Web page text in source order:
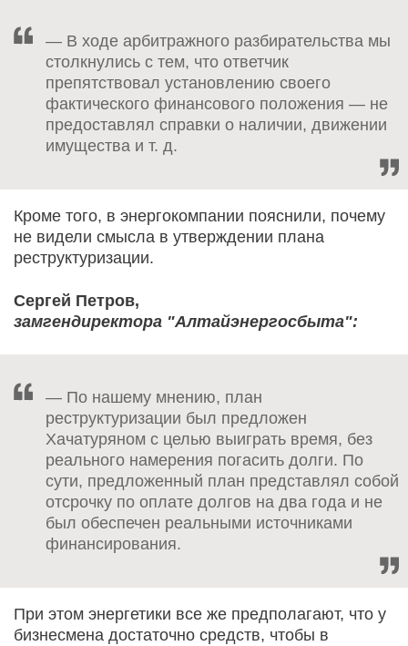
— В ходе арбитражного разбирательства мы
столкнулись с тем, что ответчик
препятствовал установлению своего
фактического финансового положения — не
предоставлял справки о наличии, движении
имущества и т. д.
Кроме того, в энергокомпании пояснили, почему
не видели смысла в утверждении плана
реструктуризации.
Сергей Петров,
замгендиректора "Алтайэнергосбыта":
— По нашему мнению, план
реструктуризации был предложен
Хачатуряном с целью выиграть время, без
реального намерения погасить долги. По
сути, предложенный план представлял собой
отсрочку по оплате долгов на два года и не
был обеспечен реальными источниками
финансирования.
При этом энергетики все же предполагают, что у
бизнесмена достаточно средств, чтобы в